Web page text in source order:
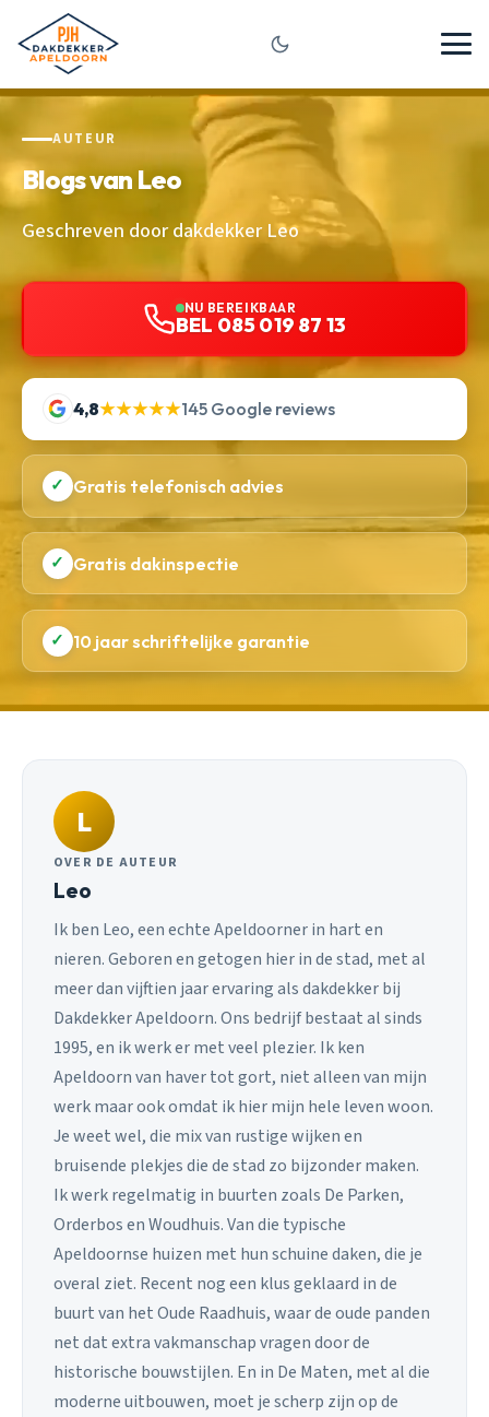
AUTEUR
Blogs van Leo
Geschreven door dakdekker Leo
NU BEREIKBAAR
BEL 085 019 87 13
4,8★★★★★145 Google reviews
✓ Gratis telefonisch advies
✓ Gratis dakinspectie
✓ 10 jaar schriftelijke garantie
L
OVER DE AUTEUR
Leo
Ik ben Leo, een echte Apeldoorner in hart en
nieren. Geboren en getogen hier in de stad, met al
meer dan vijftien jaar ervaring als dakdekker bij
Dakdekker Apeldoorn. Ons bedrijf bestaat al sinds
1995, en ik werk er met veel plezier. Ik ken
Apeldoorn van haver tot gort, niet alleen van mijn
werk maar ook omdat ik hier mijn hele leven woon.
Je weet wel, die mix van rustige wijken en
bruisende plekjes die de stad zo bijzonder maken.
Ik werk regelmatig in buurten zoals De Parken,
Orderbos en Woudhuis. Van die typische
Apeldoornse huizen met hun schuine daken, die je
overal ziet. Recent nog een klus geklaard in de
buurt van het Oude Raadhuis, waar de oude panden
net dat extra vakmanschap vragen door de
historische bouwstijlen. En in De Maten, met al die
moderne uitbouwen, moet je scherp zijn op de